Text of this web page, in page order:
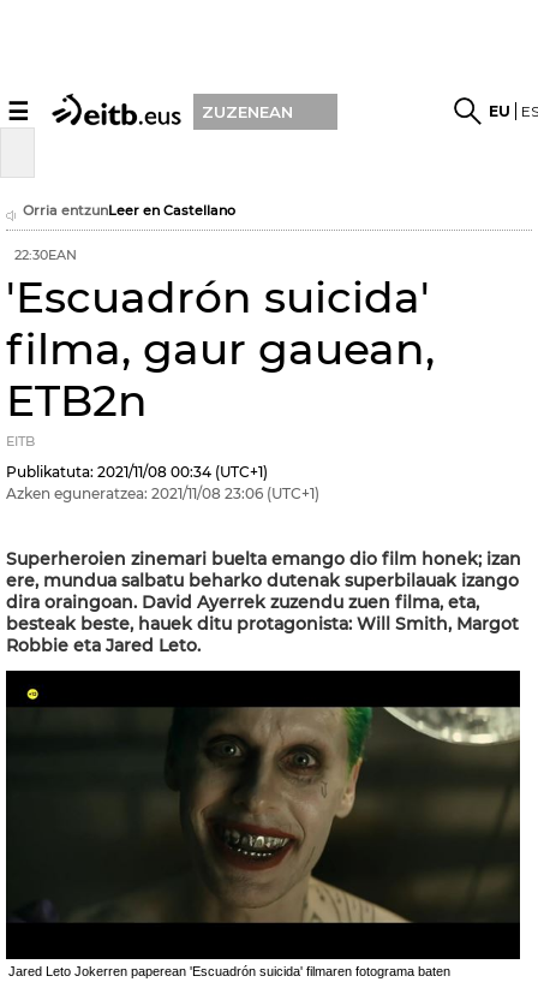
☰ ZUZENEAN EU
Orria entzunLeer en Castellano
22:30EAN
'Escuadrón suicida'
filma, gaur gauean,
ETB2n
EITB
Publikatuta: 2021/11/08 00:34 (UTC+1)
Azken eguneratzea: 2021/11/08 23:06 (UTC+1)
Superheroien zinemari buelta emango dio film honek; izan
ere, mundua salbatu beharko dutenak superbilauak izango
dira oraingoan. David Ayerrek zuzendu zuen filma, eta,
besteak beste, hauek ditu protagonista: Will Smith, Margot
Robbie eta Jared Leto.
Jared Leto Jokerren paperean 'Escuadrón suicida' filmaren fotograma baten